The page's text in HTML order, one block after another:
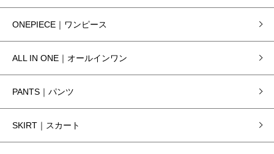
ONEPIECE｜ワンピース
ALL IN ONE｜オールインワン
PANTS｜パンツ
SKIRT｜スカート